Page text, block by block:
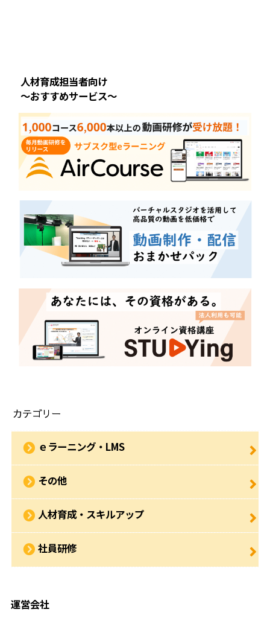
人材育成担当者向け
～おすすめサービス～
カテゴリー
ｅラーニング・LMS
その他
人材育成・スキルアップ
社員研修
運営会社